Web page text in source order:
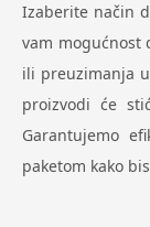
Izaberite način
vam mogućnost
ili preuzimanja
proizvodi će
Garantujemo
paketom kako